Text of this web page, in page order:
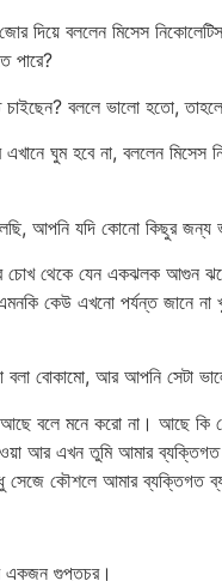
দিয়ে বললেন মিসেস
পারে?
চাইছেন? বললে ভালো হতো,
ঘুম হবে না, বললেন
আপনি যদি কোনো কিছুর জন্য
চোখ থেকে যেন একঝলক আগুন
কেউ এখনো পর্যন্ত জানে
বলা বোকামো, আর আপনি সেটা
বলে মনে করো না। আছে কি
আর এখন তুমি আমার ব্যক্তিগত
সেজে কৌশলে আমার ব্যক্তিগত
একজন গুপ্তচর।